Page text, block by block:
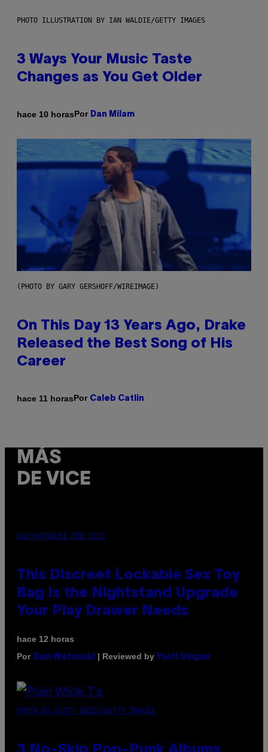
PHOTO ILLUSTRATION BY IAN WALDIE/GETTY IMAGES
3 Ways Your Music Taste
Changes as You Get Older
hace 10 horasPor Dan Milam
(PHOTO BY GARY GERSHOFF/WIREIMAGE)
On This Day 13 Years Ago, Drake
Released the Best Song of His
Career
hace 11 horasPor Caleb Catlin
MÁS
DE VICE
SAM WATANUKI FOR VICE
This Discreet Lockable Sex Toy
Bag Is the Nightstand Upgrade
Your Play Drawer Needs
hace 12 horas
Por Sam Watanuki | Reviewed by Ysolt Usigan
PHOTO BY SCOTT GRIES/GETTY IMAGES